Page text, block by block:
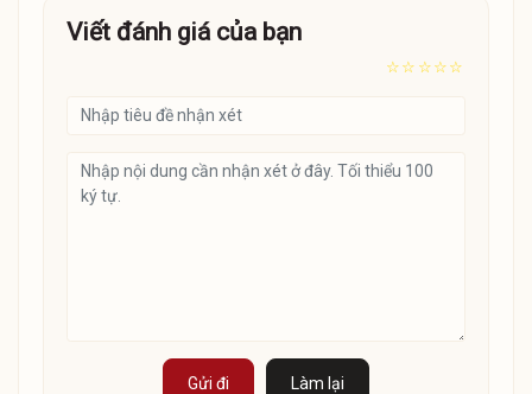
Viết đánh giá của bạn
☆
☆
☆
☆
☆
Gửi đi Làm lại